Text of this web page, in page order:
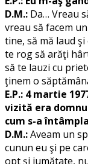
D.M.: Da… Vreau
vreau să facem
tine, să mă laud
te rog să arăţi
să te lauzi cu
ţinem o
E.P.: 4 martie
vizită era
cum s-a
D.M.:Aveam un
cunun eu şi pe
opt şi jumătate,